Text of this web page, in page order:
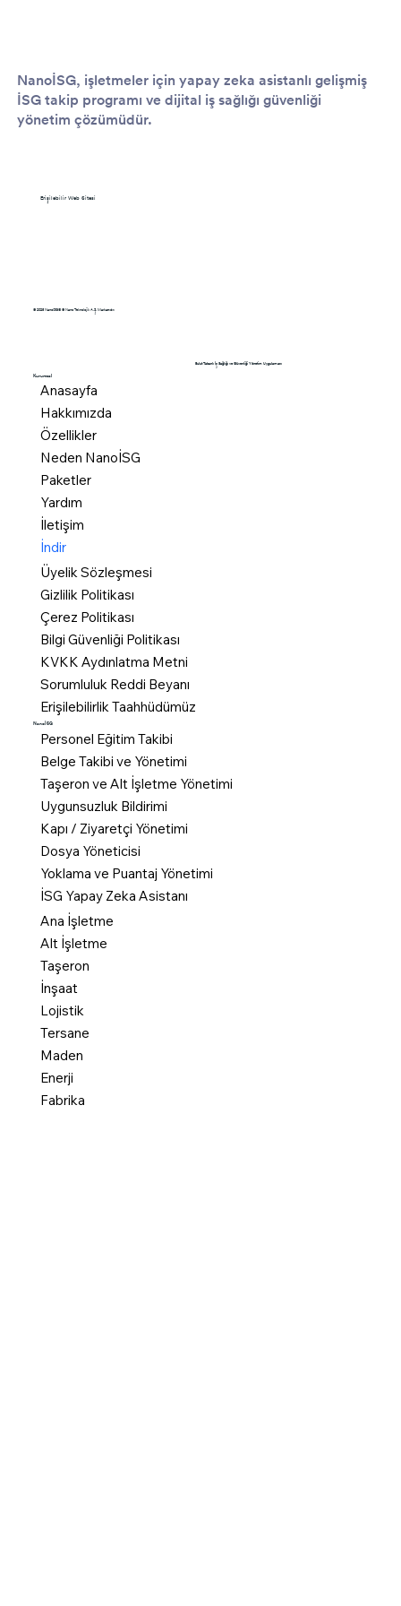
© 2025 NanoISG® © Nano Teknolojik A.Ş. Markasıdır.
Bulut Tabanlı İş Sağlığı ve Güvenliği Yönetim Uygulaması
Kurumsal
Anasayfa
Hakkımızda
Özellikler
Neden NanoİSG
Paketler
Yardım
İletişim
İndir
Üyelik Sözleşmesi
Gizlilik Politikası
Çerez Politikası
Bilgi Güvenliği Politikası
KVKK Aydınlatma Metni
Sorumluluk Reddi Beyanı
Erişilebilirlik Taahhüdümüz
NanoİSG
Personel Eğitim Takibi
Belge Takibi ve Yönetimi
Taşeron ve Alt İşletme Yönetimi
Uygunsuzluk Bildirimi
Kapı / Ziyaretçi Yönetimi
Dosya Yöneticisi
Yoklama ve Puantaj Yönetimi
İSG Yapay Zeka Asistanı
Ana İşletme
Alt İşletme
Taşeron
İnşaat
Lojistik
Tersane
Maden
Enerji
Fabrika
NanoİSG, işletmeler için yapay zeka asistanlı gelişmiş
İSG takip programı ve dijital iş sağlığı güvenliği
yönetim çözümüdür.
Erişilebilir Web Sitesi